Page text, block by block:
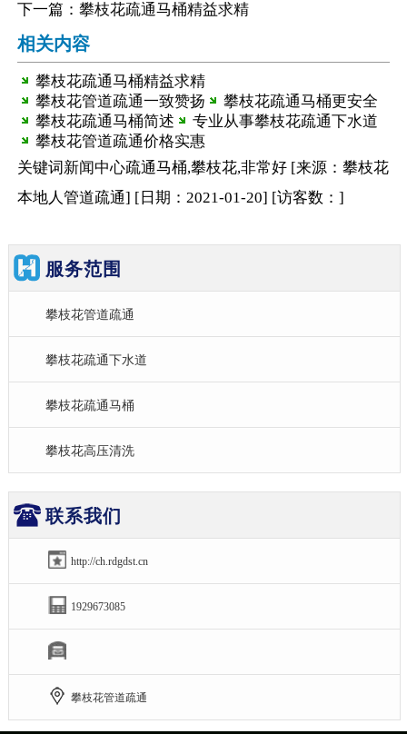
下一篇： 攀枝花疏通马桶精益求精
相关内容
攀枝花疏通马桶精益求精
攀枝花管道疏通一致赞扬
攀枝花疏通马桶更安全
攀枝花疏通马桶简述
专业从事攀枝花疏通下水道
攀枝花管道疏通价格实惠
关键词 新闻中心疏通马桶,攀枝花,非常好 [来源：攀枝花
本地人管道疏通] [日期：2021-01-20] [访客数： ]
服务范围
攀枝花管道疏通
攀枝花疏通下水道
攀枝花疏通马桶
攀枝花高压清洗
联系我们
http://ch.rdgdst.cn
1929673085
攀枝花管道疏通